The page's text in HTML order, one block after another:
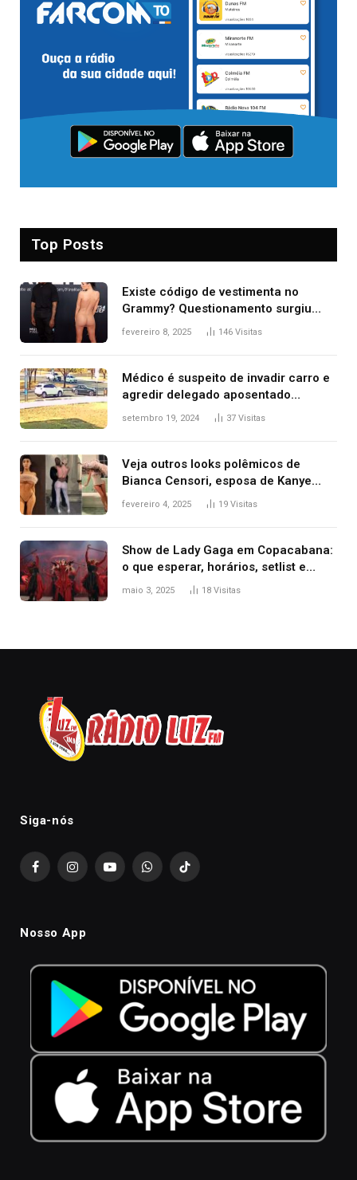
Top Posts
Existe código de vestimenta no
Grammy? Questionamento surgiu
após Bianca Censori, mulher de
fevereiro 8, 2025 146 Visitas
Médico é suspeito de invadir carro e
agredir delegado aposentado
durante confusão no trânsito
setembro 19, 2024 37 Visitas
Veja outros looks polêmicos de
Bianca Censori, esposa de Kanye
West que apareceu nua no Grammy
fevereiro 4, 2025 19 Visitas
Show de Lady Gaga em Copacabana:
o que esperar, horários, setlist e
onde assistir
maio 3, 2025 18 Visitas
Siga-nós
FacebookInstagramYouTubeWhatsAppTikTok
Nosso App